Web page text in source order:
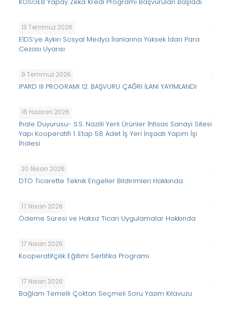
13 Temmuz 2026
EİDS’ye Aykırı Sosyal Medya İlanlarına Yüksek İdari Para
Cezası Uyarısı
9 Temmuz 2026
IPARD III PROGRAMI 12. BAŞVURU ÇAĞRI İLANI YAYIMLANDI
16 Haziran 2026
İhale Duyurusu- S.S. Nazilli Yerli Ürünler İhtisas Sanayi Sitesi
Yapı Kooperatifi 1. Etap 58 Adet İş Yeri İnşaatı Yapım İşi
İhalesi
20 Nisan 2026
DTÖ Ticarette Teknik Engeller Bildirimleri Hakkında
17 Nisan 2026
Ödeme Süresi ve Haksız Ticari Uygulamalar Hakkında
17 Nisan 2026
Kooperatifçilik Eğitimi Sertifika Programı
17 Nisan 2026
Bağlam Temelli Çoktan Seçmeli Soru Yazım Kılavuzu